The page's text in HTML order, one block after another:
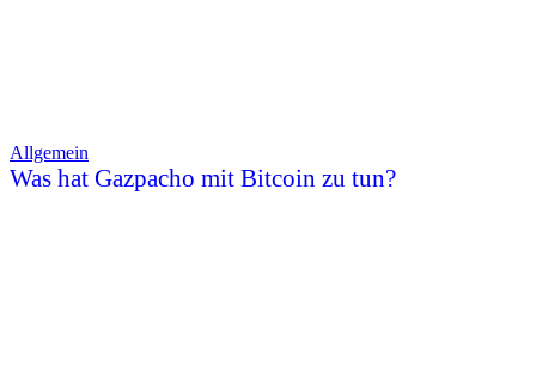
Allgemein
Was hat Gazpacho mit Bitcoin zu tun?